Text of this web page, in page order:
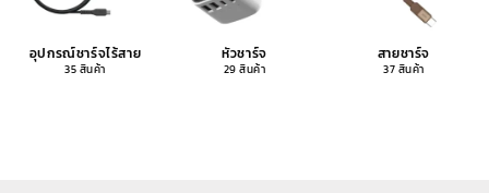
อุปกรณ์ชาร์จไร้สาย
35 สินค้า
หัวชาร์จ
29 สินค้า
สายชาร์จ
37 สินค้า